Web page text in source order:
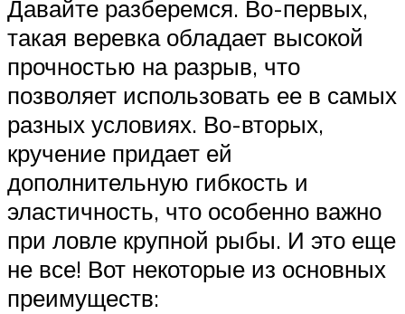
Давайте разберемся. Во-первых,
такая веревка обладает высокой
прочностью на разрыв, что
позволяет использовать ее в самых
разных условиях. Во-вторых,
кручение придает ей
дополнительную гибкость и
эластичность, что особенно важно
при ловле крупной рыбы. И это еще
не все! Вот некоторые из основных
преимуществ: